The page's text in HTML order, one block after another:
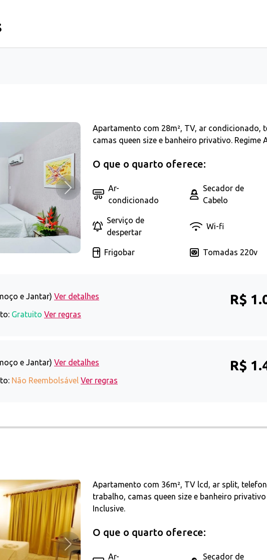
Próximo
Apartamento com 28m², TV, ar condicionado,
camas queen size e banheiro privativo. Regime
O que o quarto oferece:
Ar-
condicionado
Secador de
Cabelo
Serviço de
despertar
Wi-fi
Frigobar Tomadas 220v
e Jantar) Ver detalhes
Gratuito Ver regras
R$
e Jantar) Ver detalhes
Não Reembolsável Ver regras
R$
Próximo
Apartamento com 36m², TV lcd, ar split,
trabalho, camas queen size e banheiro
Inclusive.
O que o quarto oferece:
Ar- Secador de